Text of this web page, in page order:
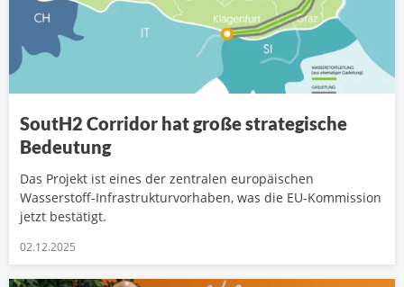
SoutH2 Corridor hat große strategische
Bedeutung
Das Projekt ist eines der zentralen europäischen
Wasserstoff-Infrastrukturvorhaben, was die EU-Kommission
jetzt bestätigt.
02.12.2025